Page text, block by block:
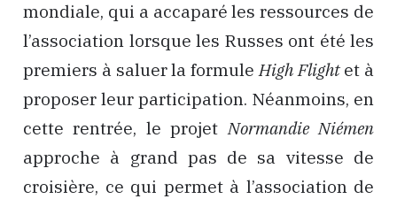
mondiale, qui a accaparé les ressources de
l’association lorsque les Russes ont été les
premiers à saluer la formuleHigh Flightet à
proposer leur participation. Néanmoins, en
cette rentrée, le projetNormandie Niémen
approche à grand pas de sa vitesse de
croisière, ce qui permet à l’association de